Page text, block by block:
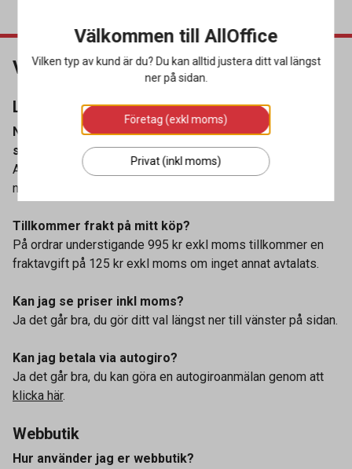
Vanliga frågor
Leverans & Betalning
När bör jag lägga min order för att varan ska skickas
samma dag?
Alla beställningar som inkommer före kl 13.00 skickas
normalt från vårt lager samma dag.
Tillkommer frakt på mitt köp?
På ordrar understigande 995 kr exkl moms tillkommer en
fraktavgift på 125 kr exkl moms om inget annat avtalats.
Kan jag se priser inkl moms?
Ja det går bra, du gör ditt val längst ner till vänster på sidan.
Kan jag betala via autogiro?
Ja det går bra, du kan göra en autogiroanmälan genom att
klicka här.
Webbutik
Hur använder jag er webbutik?
Välkommen till AllOffice
Vilken typ av kund är du? Du kan alltid justera ditt val längst
ner på sidan.
Företag (exkl moms)
Privat (inkl moms)